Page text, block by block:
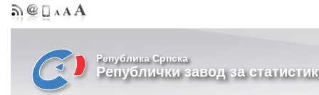
Република Српска
Републички завод за